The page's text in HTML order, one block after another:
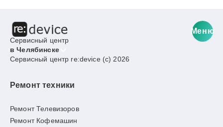
Сервисный центр
в Челябинске
Меню
Сервисный центр re:device (c) 2026
Ремонт техники
Ремонт Телевизоров
Ремонт Кофемашин